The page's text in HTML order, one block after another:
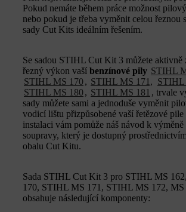
Pokud nemáte během práce možnost
nebo pokud je třeba vyměnit celou řeznou
sady Cut Kits ideálním řešením.
Se sadou STIHL Cut Kit 3 můžete aktivně
řezný výkon vaší benzínové pily STIHL
STIHL MS 170, STIHL MS 171, STIHL
STIHL MS 180, STIHL MS 181 , trvale
sady můžete sami a jednoduše vyměnit
vodicí lištu přizpůsobené vaší řetězové
instalaci vám pomůže náš návod k výměně
soupravy, který je dostupný
obalu Cut Kitu.
Sada STIHL Cut Kit 3 pro STIHL MS
170, STIHL MS 171, STIHL MS 172, MS
obsahuje následující komponenty: